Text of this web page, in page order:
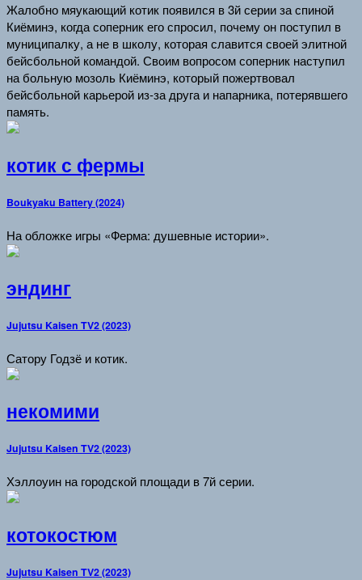
Жалобно мяукающий котик появился в 3й серии за спиной
Киёминэ, когда соперник его спросил, почему он поступил в
муниципалку, а не в школу, которая славится своей элитной
бейсбольной командой. Своим вопросом соперник наступил
на больную мозоль Киёминэ, который пожертвовал
бейсбольной карьерой из-за друга и напарника, потерявшего
память.
котик с фермы
Boukyaku Battery (2024)
На обложке игры «Ферма: душевные истории».
эндинг
Jujutsu Kaisen TV2 (2023)
Сатору Годзё и котик.
некомими
Jujutsu Kaisen TV2 (2023)
Хэллоуин на городской площади в 7й серии.
котокостюм
Jujutsu Kaisen TV2 (2023)